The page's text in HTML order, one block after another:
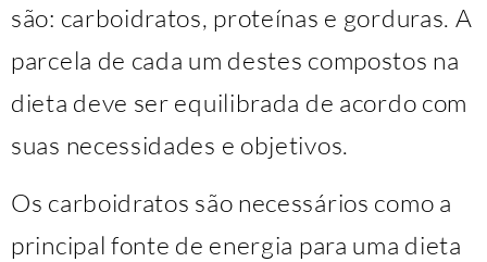
são: carboidratos, proteínas e gorduras. A
parcela de cada um destes compostos na
dieta deve ser equilibrada de acordo com
suas necessidades e objetivos.
Os carboidratos são necessários como a
principal fonte de energia para uma dieta